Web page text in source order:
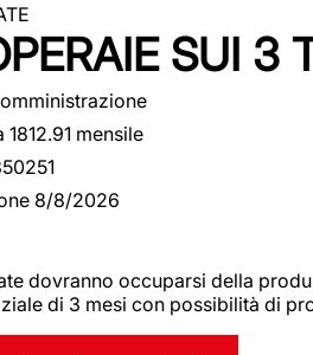
SUI 3
1812.91 mensile
8/8/2026
dovranno occuparsi della
di 3 mesi con possibilità di